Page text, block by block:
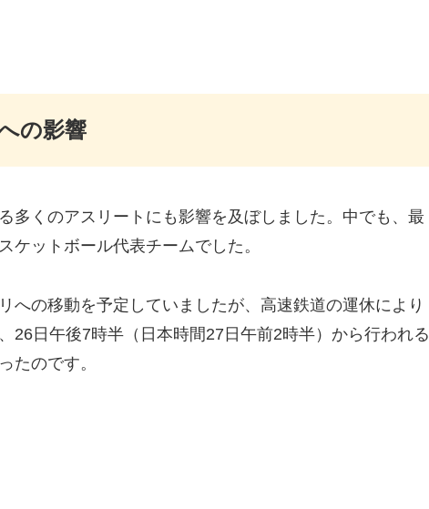
の影響
多くのアスリートにも影響を及ぼしました。中でも、最
ケットボール代表チームでした。
への移動を予定していましたが、高速鉄道の運休により
26日午後7時半（日本時間27日午前2時半）から行われる
たのです。